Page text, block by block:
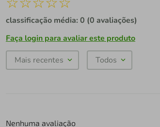
classificação média: 0 (0 avaliações)
Faça login para avaliar este produto
Mais recentes Todos
Nenhuma avaliação